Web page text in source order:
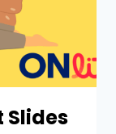
Slides